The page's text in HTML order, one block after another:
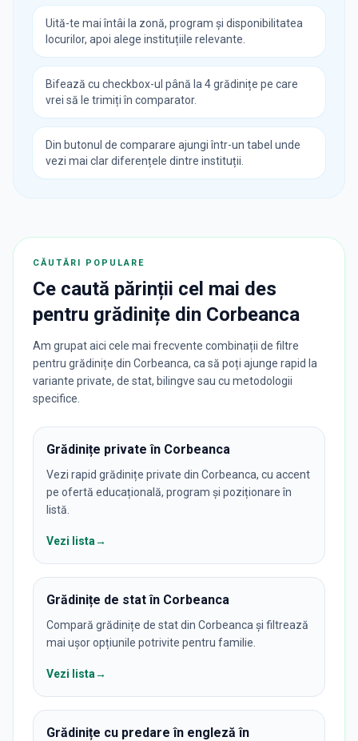
Uită-te mai întâi la zonă, program și disponibilitatea
locurilor, apoi alege instituțiile relevante.
Bifează cu checkbox-ul până la 4 grădinițe pe care
vrei să le trimiți în comparator.
Din butonul de comparare ajungi într-un tabel unde
vezi mai clar diferențele dintre instituții.
CĂUTĂRI POPULARE
Ce caută părinții cel mai des
pentru grădinițe din Corbeanca
Am grupat aici cele mai frecvente combinații de filtre
pentru grădinițe din Corbeanca, ca să poți ajunge rapid la
variante private, de stat, bilingve sau cu metodologii
specifice.
Grădinițe private în Corbeanca
Vezi rapid grădinițe private din Corbeanca, cu accent
pe ofertă educațională, program și poziționare în
listă.
Vezi lista→
Grădinițe de stat în Corbeanca
Compară grădinițe de stat din Corbeanca și filtrează
mai ușor opțiunile potrivite pentru familie.
Vezi lista→
Grădinițe cu predare în engleză în